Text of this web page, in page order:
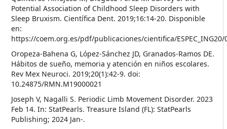
Potential Association of Childhood Sleep Disorders with
Sleep Bruxism. Científica Dent. 2019;16:14-20. Disponible
en:
https://coem.org.es/pdf/publicaciones/cientifica/
Oropeza-Bahena G, López-Sánchez JD, Granados-Ramos DE.
Hábitos de sueño, memoria y atención en niños escolares.
Rev Mex Neuroci. 2019;20(1):42-9. doi:
10.24875/RMN.M19000021
Joseph V, Nagalli S. Periodic Limb Movement Disorder. 2023
Feb 14. In: StatPearls. Treasure Island (FL): StatPearls
Publishing; 2024 Jan-.